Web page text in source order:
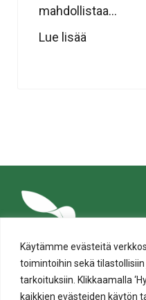
Käytämme evästeitä
toimintoihin sekä
tarkoituksiin. Klikkaamalla
kaikkien evästeiden käytön
mahdollistaa...
Lue lisää